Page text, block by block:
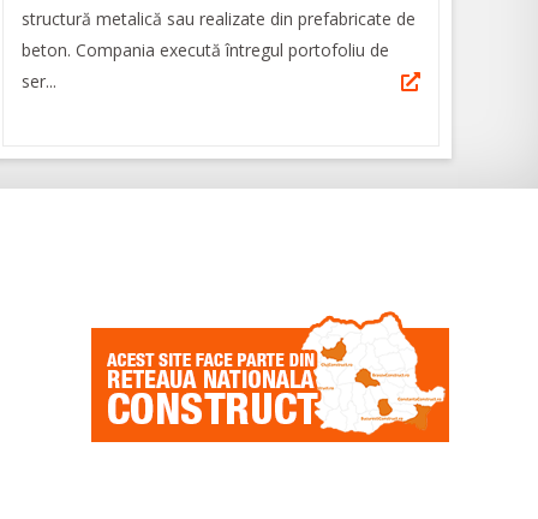
structură metalică sau realizate din prefabricate de
beton. Compania execută întregul portofoliu de
ser...